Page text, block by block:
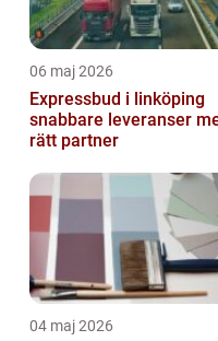
06 maj 2026
Expressbud i linköping
snabbare leveranser
rätt partner
04 maj 2026